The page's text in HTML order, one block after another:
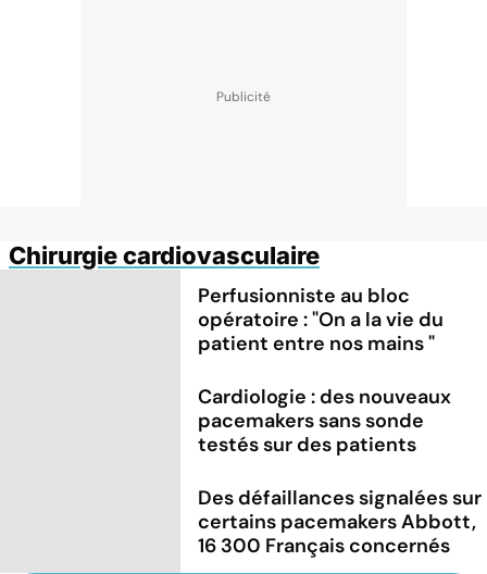
Chirurgie cardiovasculaire
Perfusionniste au bloc
opératoire : "On a la vie du
patient entre nos mains "
Cardiologie : des nouveaux
pacemakers sans sonde
testés sur des patients
Des défaillances signalées sur
certains pacemakers Abbott,
16 300 Français concernés